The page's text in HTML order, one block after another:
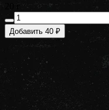
20 г
Добавить 40 ₽